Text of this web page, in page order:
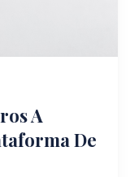
A
De